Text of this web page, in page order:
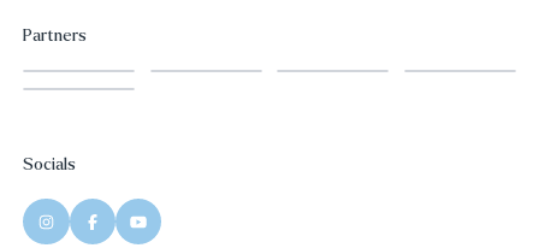
Partners
Socials